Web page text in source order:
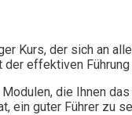
Kurs, der sich an
effektiven
die Ihnen
ein guter Führer zu